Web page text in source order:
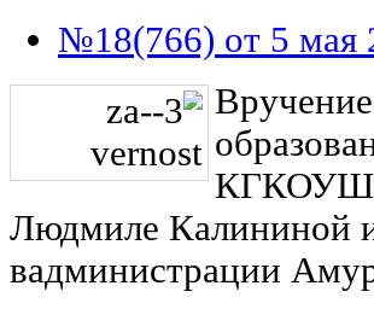
№18(766) от 5 мая
КГКОУ
Людмиле Калининой
в